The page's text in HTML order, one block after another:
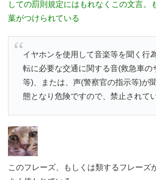
しての罰則規定にはもれなくこの文言。
葉がつけられている
イヤホンを使用して音楽等を聞く行
転に必要な交通に関する音(救急車の
等)、または、声(警察官の指示等)が
態となり危険ですので、禁止されて
このフレーズ、もしくは類するフレーズ